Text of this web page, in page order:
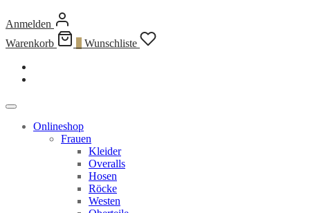
Anmelden
Warenkorb
Wunschliste
Onlineshop
Frauen
Kleider
Overalls
Hosen
Röcke
Westen